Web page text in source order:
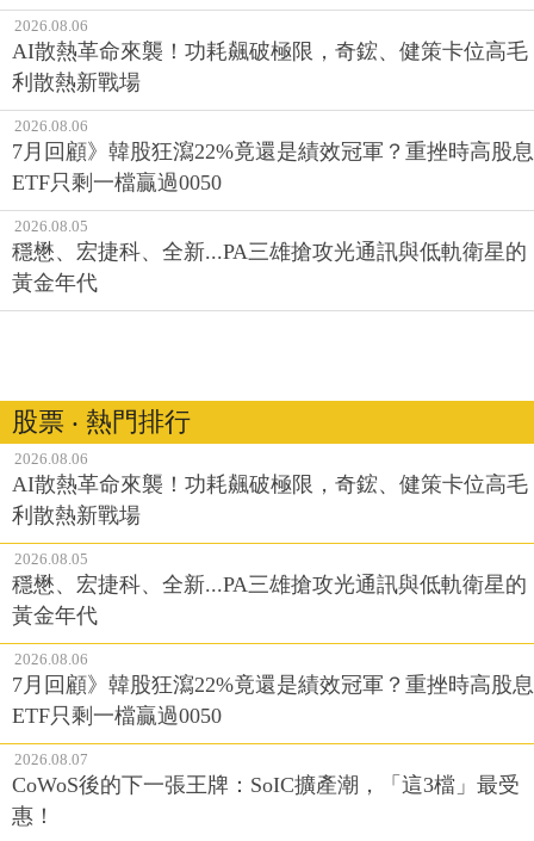
2026.08.06
AI散熱革命來襲！功耗飆破極限，奇鋐、健策卡位高毛
利散熱新戰場
2026.08.06
7月回顧》韓股狂瀉22%竟還是績效冠軍？重挫時高股息
ETF只剩一檔贏過0050
2026.08.05
穩懋、宏捷科、全新...PA三雄搶攻光通訊與低軌衛星的
黃金年代
股票 ‧ 熱門排行
2026.08.06
AI散熱革命來襲！功耗飆破極限，奇鋐、健策卡位高毛
利散熱新戰場
2026.08.05
穩懋、宏捷科、全新...PA三雄搶攻光通訊與低軌衛星的
黃金年代
2026.08.06
7月回顧》韓股狂瀉22%竟還是績效冠軍？重挫時高股息
ETF只剩一檔贏過0050
2026.08.07
CoWoS後的下一張王牌：SoIC擴產潮，「這3檔」最受
惠！